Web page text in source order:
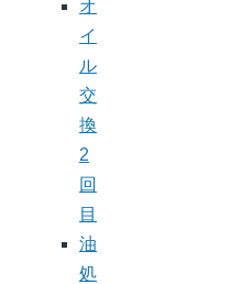
オ
イ
ル
交
換
2
回
目
油
処